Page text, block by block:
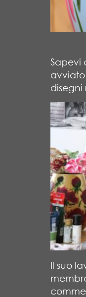
Sapevi
avviato
disegni
Il suo